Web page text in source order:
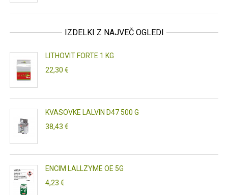
IZDELKI Z NAJVEČ OGLEDI
LITHOVIT FORTE 1 KG
22,30 €
KVASOVKE LALVIN D47 500 G
38,43 €
ENCIM LALLZYME OE 5G
4,23 €